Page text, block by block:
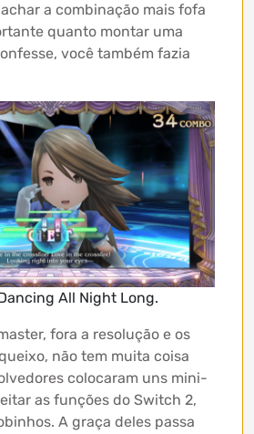
a combinação mais fofa
quanto montar uma
você também fazia
All Night Long.
fora a resolução e os
não tem muita coisa
colocaram uns mini-
as funções do Switch 2,
A graça deles passa